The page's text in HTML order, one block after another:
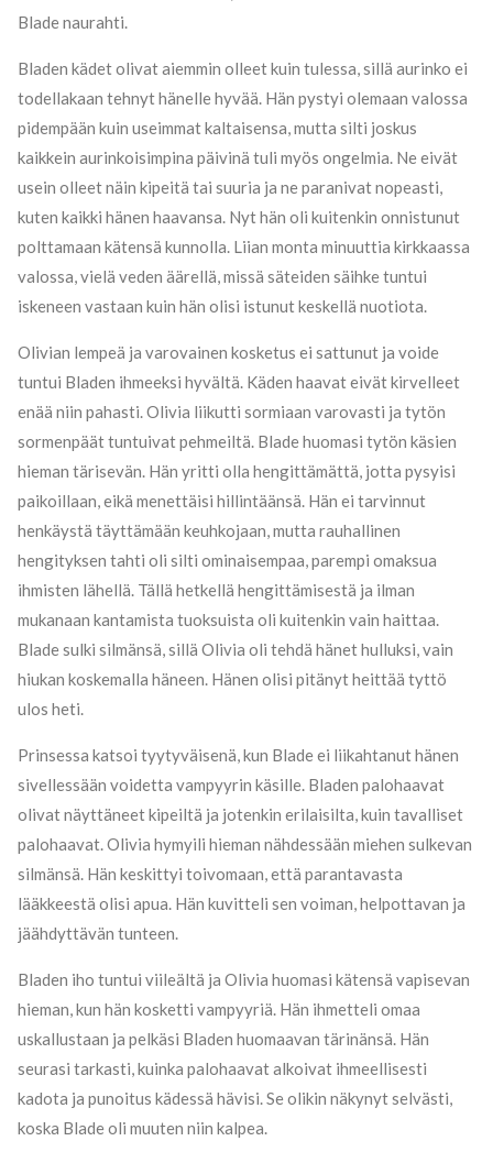
Blade naurahti.
Bladen kädet olivat aiemmin olleet kuin tulessa, sillä aurinko ei
todellakaan tehnyt hänelle hyvää. Hän pystyi olemaan valossa
pidempään kuin useimmat kaltaisensa, mutta silti joskus
kaikkein aurinkoisimpina päivinä tuli myös ongelmia. Ne eivät
usein olleet näin kipeitä tai suuria ja ne paranivat nopeasti,
kuten kaikki hänen haavansa. Nyt hän oli kuitenkin onnistunut
polttamaan kätensä kunnolla. Liian monta minuuttia kirkkaassa
valossa, vielä veden äärellä, missä säteiden säihke tuntui
iskeneen vastaan kuin hän olisi istunut keskellä nuotiota.
Olivian lempeä ja varovainen kosketus ei sattunut ja voide
tuntui Bladen ihmeeksi hyvältä. Käden haavat eivät kirvelleet
enää niin pahasti. Olivia liikutti sormiaan varovasti ja tytön
sormenpäät tuntuivat pehmeiltä. Blade huomasi tytön käsien
hieman tärisevän. Hän yritti olla hengittämättä, jotta pysyisi
paikoillaan, eikä menettäisi hillintäänsä. Hän ei tarvinnut
henkäystä täyttämään keuhkojaan, mutta rauhallinen
hengityksen tahti oli silti ominaisempaa, parempi omaksua
ihmisten lähellä. Tällä hetkellä hengittämisestä ja ilman
mukanaan kantamista tuoksuista oli kuitenkin vain haittaa.
Blade sulki silmänsä, sillä Olivia oli tehdä hänet hulluksi, vain
hiukan koskemalla häneen. Hänen olisi pitänyt heittää tyttö
ulos heti.
Prinsessa katsoi tyytyväisenä, kun Blade ei liikahtanut hänen
sivellessään voidetta vampyyrin käsille. Bladen palohaavat
olivat näyttäneet kipeiltä ja jotenkin erilaisilta, kuin tavalliset
palohaavat. Olivia hymyili hieman nähdessään miehen sulkevan
silmänsä. Hän keskittyi toivomaan, että parantavasta
lääkkeestä olisi apua. Hän kuvitteli sen voiman, helpottavan ja
jäähdyttävän tunteen.
Bladen iho tuntui viileältä ja Olivia huomasi kätensä vapisevan
hieman, kun hän kosketti vampyyriä. Hän ihmetteli omaa
uskallustaan ja pelkäsi Bladen huomaavan tärinänsä. Hän
seurasi tarkasti, kuinka palohaavat alkoivat ihmeellisesti
kadota ja punoitus kädessä hävisi. Se olikin näkynyt selvästi,
koska Blade oli muuten niin kalpea.